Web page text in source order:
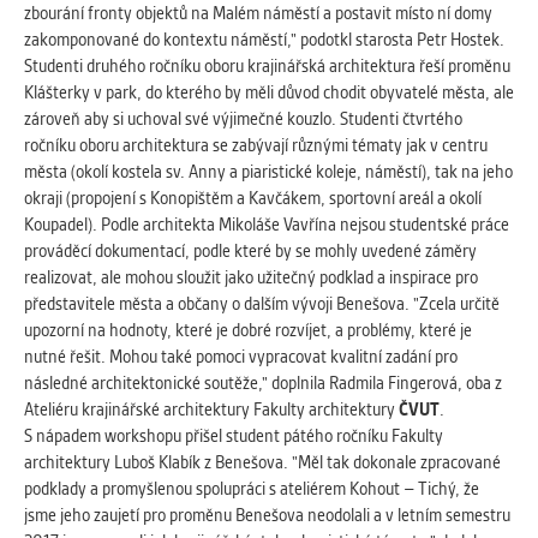
ANALYTICKÉ
Slouží pro získávání anonymizovaných
statistických údajů, které nám pomáhají
vylepšovat naše aplikace. Zpravidla jde o
cookies systémů třetích stran, které k
těmto účelům využíváme.
MARKETINGOVÉ
Využívané za účelem zobrazení
správných nabídek a cílení obsahu podle
Vašich preferencí. Zpravidla jde o
cookies systémů třetích stran, které nám
s analýzou uživatelského chování
pomáhají.
OSTATNÍ
zbourání fronty objektů na Malém náměstí a postavit místo ní domy
zakomponované do kontextu náměstí," podotkl starosta Petr Hostek.
Studenti druhého ročníku oboru krajinářská architektura řeší proměnu
Klášterky v park, do kterého by měli důvod chodit obyvatelé města, ale
zároveň aby si uchoval své výjimečné kouzlo. Studenti čtvrtého
ročníku oboru architektura se zabývají různými tématy jak v centru
města (okolí kostela sv. Anny a piaristické koleje, náměstí), tak na jeho
okraji (propojení s Konopištěm a Kavčákem, sportovní areál a okolí
Koupadel). Podle architekta Mikoláše Vavřína nejsou studentské práce
prováděcí dokumentací, podle které by se mohly uvedené záměry
realizovat, ale mohou sloužit jako užitečný podklad a inspirace pro
představitele města a občany o dalším vývoji Benešova. "Zcela určitě
upozorní na hodnoty, které je dobré rozvíjet, a problémy, které je
nutné řešit. Mohou také pomoci vypracovat kvalitní zadání pro
následné architektonické soutěže," doplnila Radmila Fingerová, oba z
Ateliéru krajinářské architektury Fakulty architekturyČVUT.
S nápadem workshopu přišel student pátého ročníku Fakulty
architektury Luboš Klabík z Benešova. "Měl tak dokonale zpracované
podklady a promyšlenou spolupráci s ateliérem Kohout – Tichý, že
jsme jeho zaujetí pro proměnu Benešova neodolali a v letním semestru